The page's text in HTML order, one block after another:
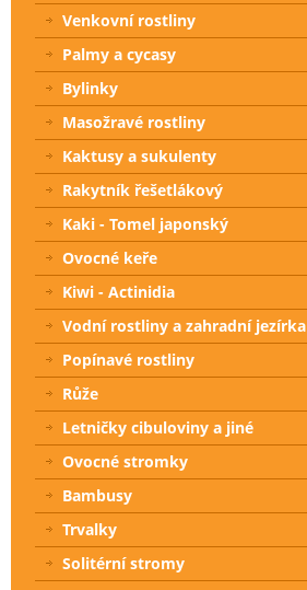
Venkovní rostliny
Palmy a cycasy
Bylinky
Masožravé rostliny
Kaktusy a sukulenty
Rakytník řešetlákový
Kaki - Tomel japonský
Ovocné keře
Kiwi - Actinidia
Vodní rostliny a zahradní jezírka
Popínavé rostliny
Růže
Letničky cibuloviny a jiné
Ovocné stromky
Bambusy
Trvalky
Solitérní stromy